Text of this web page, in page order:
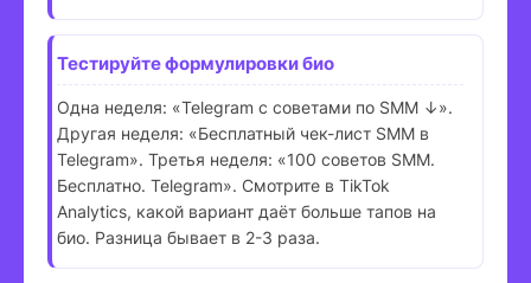
Тестируйте формулировки био
Одна неделя: «Telegram с советами по SMM ↓».
Другая неделя: «Бесплатный чек-лист SMM в
Telegram». Третья неделя: «100 советов SMM.
Бесплатно. Telegram». Смотрите в TikTok
Analytics, какой вариант даёт больше тапов на
био. Разница бывает в 2-3 раза.